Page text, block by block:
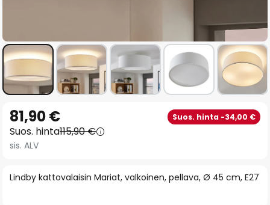
to
the
beginning
the
Lindby kattovalaisin Mariat, valkoinen, pellava, Ø 45 cm, E27
81,90 € Suos. hinta -34,00 €
Suos. hinta115,90 €
sis. ALV